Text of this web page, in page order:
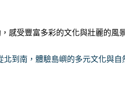
感受豐富多彩的文化與壯麗的風
北到南，體驗島嶼的多元文化與自